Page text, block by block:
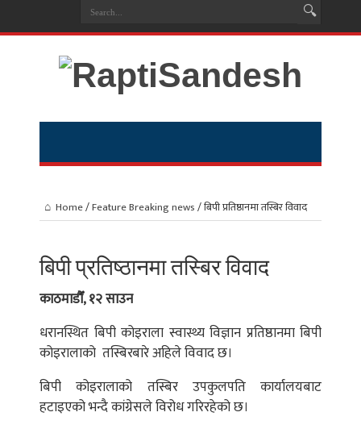
Home/Feature Breaking news/बिपी प्रतिष्ठानमा तस्बिर विवाद
बिपी प्रतिष्ठानमा तस्बिर विवाद
काठमाडौँ, १२ साउन
धरानस्थित बिपी कोइराला स्वास्थ्य विज्ञान प्रतिष्ठानमा बिपी
कोइरालाको तस्बिरबारे अहिले विवाद छ।
बिपी कोइरालाको तस्बिर उपकुलपति कार्यालयबाट
हटाइएको भन्दै कांग्रेसले विरोध गरिरहेको छ।